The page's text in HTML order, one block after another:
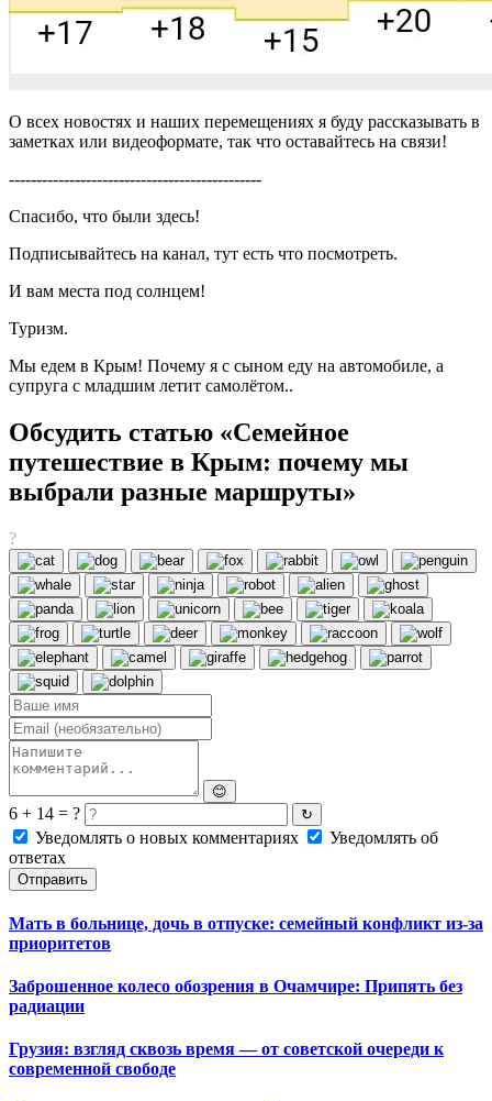
О всех новостях и наших перемещениях я буду рассказывать в
заметках или видеоформате, так что оставайтесь на связи!
----------------------------------------------
Спасибо, что были здесь!
Подписывайтесь на канал, тут есть что посмотреть.
И вам места под солнцем!
Туризм.
Мы едем в Крым! Почему я с сыном еду на автомобиле, а
супруга с младшим летит самолётом..
Обсудить статью «Семейное
путешествие в Крым: почему мы
выбрали разные маршруты»
?
😊
6 + 14 = ? ↻
Уведомлять о новых комментариях
Уведомлять об
ответах
Отправить
Мать в больнице, дочь в отпуске: семейный конфликт из-за
приоритетов
Заброшенное колесо обозрения в Очамчире: Припять без
радиации
Грузия: взгляд сквозь время — от советской очереди к
современной свободе